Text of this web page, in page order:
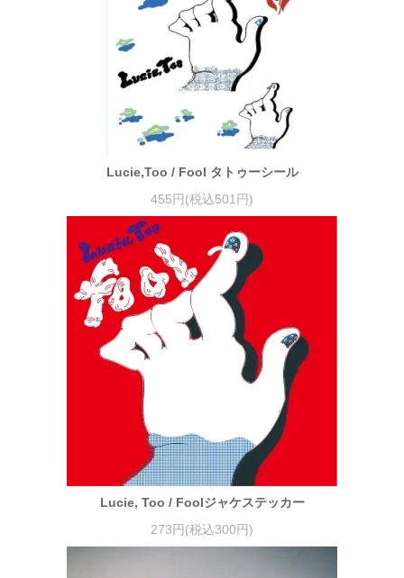
Lucie,Too / Fool タトゥーシール
455円(税込501円)
Lucie, Too / Foolジャケステッカー
273円(税込300円)